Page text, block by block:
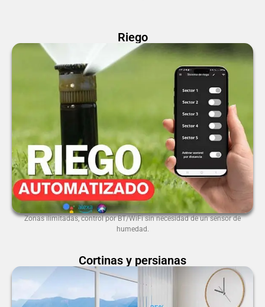
Riego
Zonas ilimitadas, control por BT/WiFi sin necesidad de un sensor de
humedad.
Cortinas y persianas